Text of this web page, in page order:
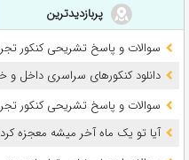
پربازدیدترین
سوالات و پاسخ تشریحی کنکور تجربی
دانلود کنکورهای سراسری داخل و خارج از
سوالات و پاسخ تشریحی کنکور
آیا تو یک ماه آخر میشه معجزه